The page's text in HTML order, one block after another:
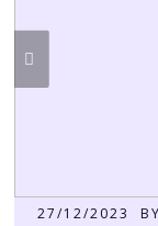
27/12/2023 BY